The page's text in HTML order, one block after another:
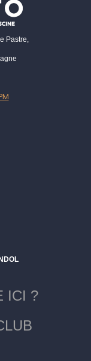
Pastre,
ICI ?